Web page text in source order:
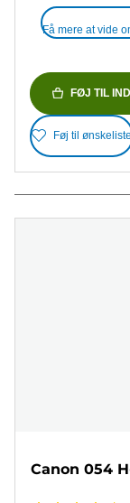
Få mere at vide
FØJ TIL
Føj til
Canon 054